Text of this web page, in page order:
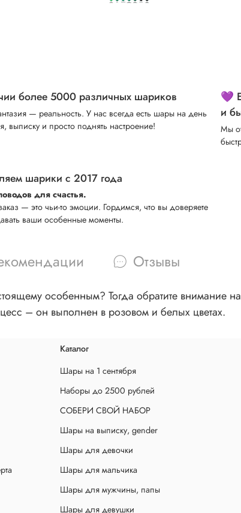
более 5000 различных шариков
— реальность. У нас всегда есть шары на день
выписку и просто поднять настроение!
💜
и
Мы
шарики с 2017 года
для счастья.
— это чьи-то эмоции. Гордимся, что вы доверяете
ваши особенные моменты.
Отзывы
особенным? Тогда обратите
– он выполнен в розовом и белых цветах.
Каталог
Шары на 1 сентября
Наборы до 2500 рублей
СОБЕРИ СВОЙ НАБОР
Шары на выписку, gender
Шары для девочки
Шары для мальчика
Шары для мужчины, папы
Шары для девушки